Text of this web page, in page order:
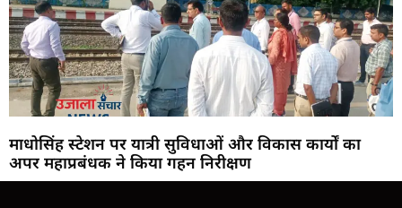
माधोसिंह स्टेशन पर यात्री सुविधाओं और विकास कार्यों का
अपर महाप्रबंधक ने किया गहन निरीक्षण